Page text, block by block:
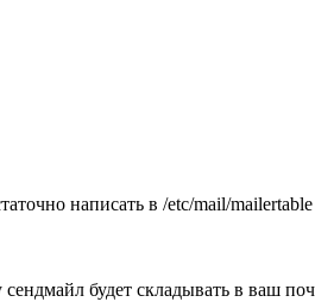
написать в /etc/mail/mailertable
будет складывать в ваш